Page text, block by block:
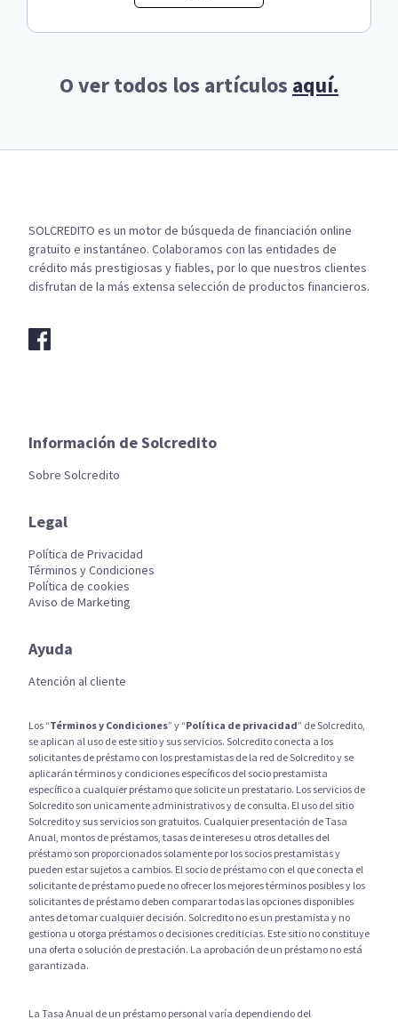
O ver todos los artículos aquí.
SOLCREDITO es un motor de búsqueda de financiación online
gratuito e instantáneo. Colaboramos con las entidades de
crédito más prestigiosas y fiables, por lo que nuestros clientes
disfrutan de la más extensa selección de productos financieros.
Información de Solcredito
Sobre Solcredito
Legal
Política de Privacidad
Términos y Condiciones
Política de cookies
Aviso de Marketing
Ayuda
Atención al cliente
Los “Términos y Condiciones” y “Política de privacidad” de Solcredito,
se aplican al uso de este sitio y sus servicios. Solcredito conecta a los
solicitantes de préstamo con los prestamistas de la red de Solcredito y se
aplicarán términos y condiciones específicos del socio prestamista
específico a cualquier préstamo que solicite un prestatario. Los servicios de
Solcredito son unicamente administrativos y de consulta. El uso del sitio
Solcredito y sus servicios son gratuitos. Cualquier presentación de Tasa
Anual, montos de préstamos, tasas de intereses u otros detalles del
préstamo son proporcionados solamente por los socios prestamistas y
pueden estar sujetos a cambios. El socio de préstamo con el que conecta el
solicitante de préstamo puede no ofrecer los mejores términos posibles y los
solicitantes de préstamo deben comparar todas las opciones disponibles
antes de tomar cualquier decisión. Solcredito no es un prestamista y no
gestiona u otorga préstamos o decisiones crediticias. Este sitio no constituye
una oferta o solución de prestación. La aprobación de un préstamo no está
garantizada.
La Tasa Anual de un préstamo personal varía dependiendo del